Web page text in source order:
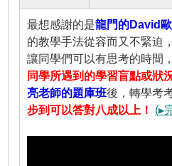
最想感謝的是龍門的David
的教學手法從容而又不緊迫
讓同學們可以有思考的時間
同學所遇到的學習盲點或狀
亮老師的題庫班後，轉學考
步到可以答對八成以上！
(▸